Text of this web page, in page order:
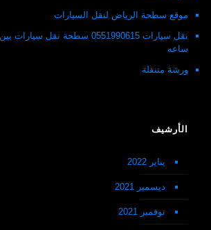
موقع سطحة الرياض لنقل السيارات
ساعه
ورشة متنقلة
الأرشيف
يناير 2022
ديسمبر 2021
نوفمبر 2021